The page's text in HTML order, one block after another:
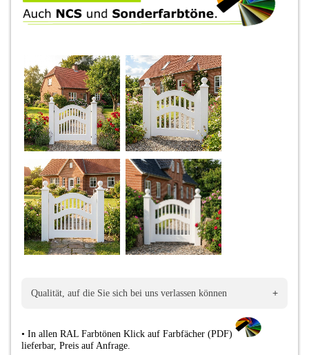
Qualität, auf die Sie sich bei uns verlassen können +
• In allen RAL Farbtönen Klick auf Farbfächer (PDF)
lieferbar, Preis auf Anfrage.